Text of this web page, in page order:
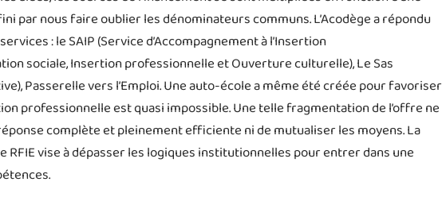
par nous faire oublier les dénominateurs communs. L’Acodège a répondu
: le SAIP (Service d’Accompagnement à l’Insertion
sociale, Insertion professionnelle et Ouverture culturelle), Le Sas
Passerelle vers l’Emploi. Une auto-école a même été créée pour favoriser
professionnelle est quasi impossible. Une telle fragmentation de l’offre ne
complète et pleinement efficiente ni de mutualiser les moyens. La
vise à dépasser les logiques institutionnelles pour entrer dans une